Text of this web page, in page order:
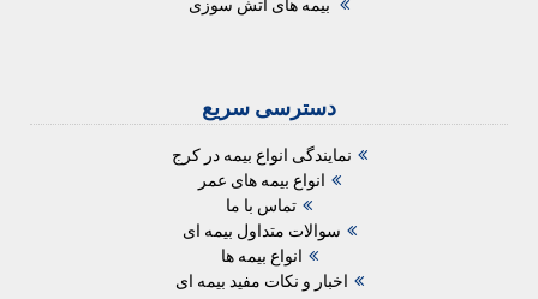
بیمه های آتش سوزی
دسترسی سریع
نمایندگی انواع بیمه در کرج
انواع بیمه های عمر
تماس با ما
سوالات متداول بیمه ای
انواع بیمه ها
اخبار و نکات مفید بیمه ای